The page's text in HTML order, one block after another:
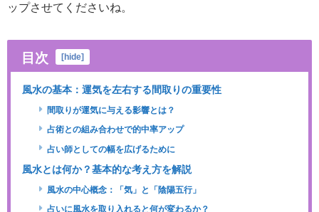
ップさせてくださいね。
目次 [hide]
風水の基本：運気を左右する間取りの重要性
間取りが運気に与える影響とは？
占術との組み合わせで的中率アップ
占い師としての幅を広げるために
風水とは何か？基本的な考え方を解説
風水の中心概念：「気」と「陰陽五行」
占いに風水を取り入れると何が変わるか？